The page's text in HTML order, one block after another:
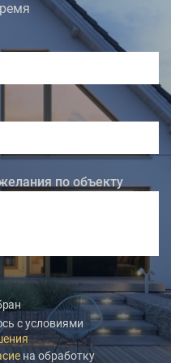
по объекту
с условиями
на обработку